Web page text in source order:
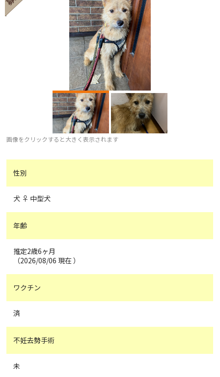
画像をクリックすると大きく表示されます
性別
犬 ♀ 中型犬
年齢
推定2歳6ヶ月
（2026/08/06 現在 ）
ワクチン
済
不妊去勢手術
未